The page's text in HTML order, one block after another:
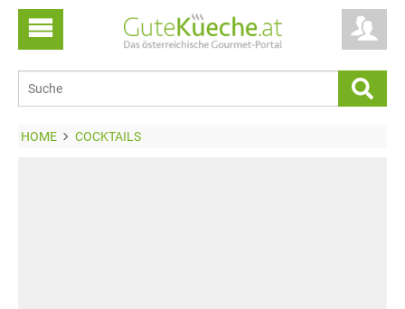
HOME COCKTAILS